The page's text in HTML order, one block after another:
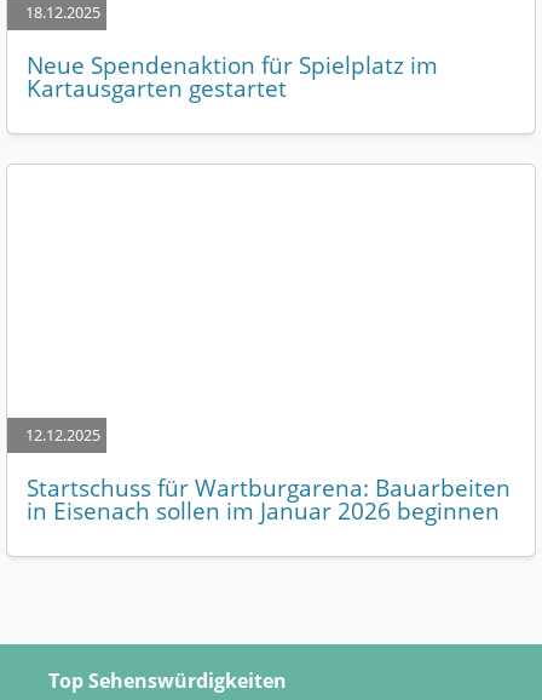
18.12.2025
Neue Spendenaktion für Spielplatz im
Kartausgarten gestartet
12.12.2025
Startschuss für Wartburgarena: Bauarbeiten
in Eisenach sollen im Januar 2026 beginnen
Top Sehenswürdigkeiten